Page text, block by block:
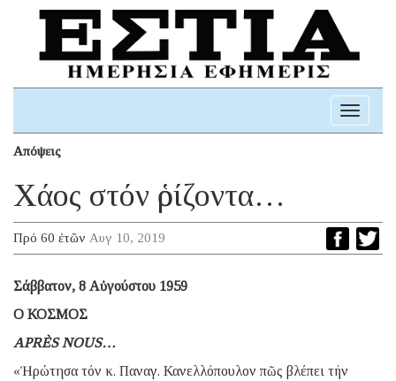
Toggle
Απόψεις
Χάος στόν ὁρίζοντα…
Πρό 60 ἐτῶν Αυγ 10, 2019
Σάββατον, 8 Αὐγούστου 1959
Ο ΚΟΣΜΟΣ
APRÈS NOUS…
«Ἠρώτησα τόν κ. Παναγ. Κανελλόπουλον πῶς βλέπει τήν